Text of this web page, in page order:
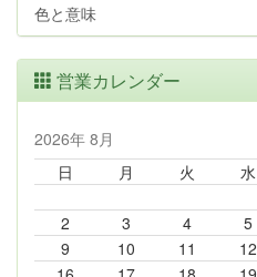
色と意味
営業カレンダー
2026年 8月
日
月 火 水
2
3 4 5
9
10 11 12